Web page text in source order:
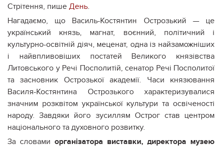
Стрітення, пише День.
Нагадаємо, що Василь-Костянтин Острозький — це
український князь, магнат, воєнний, політичний і
культурно-освітній діяч, меценат, одна із найзаможніших
і найвпливовіших постатей Великого князівства
Литовського у Речі Посполитій, сенатор Речі Посполитої
та засновник Острозької академії. Часи князювання
Василя-Костянтина Острозького характеризувалися
значним розквітом української культури та освіченості
народу. Завдяки його зусиллям Острог став центром
національного та духовного розвитку.
За словами організатора виставки, директора музею